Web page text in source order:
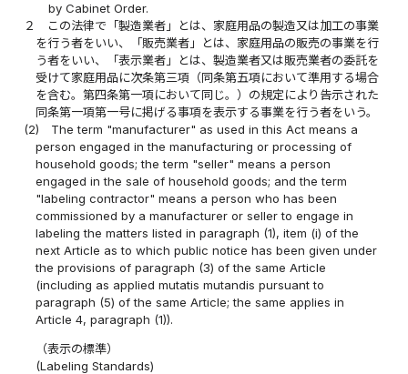
by Cabinet Order.
２
この法律で「製造業者」とは、家庭用品の製造又は加工の事業
を行う者をいい、「販売業者」とは、家庭用品の販売の事業を行
う者をいい、「表示業者」とは、製造業者又は販売業者の委託を
受けて家庭用品に次条第三項（同条第五項において準用する場合
を含む。第四条第一項において同じ。）の規定により告示された
同条第一項第一号に掲げる事項を表示する事業を行う者をいう。
(2)
The term "manufacturer" as used in this Act means a
person engaged in the manufacturing or processing of
household goods; the term "seller" means a person
engaged in the sale of household goods; and the term
"labeling contractor" means a person who has been
commissioned by a manufacturer or seller to engage in
labeling the matters listed in paragraph (1), item (i) of the
next Article as to which public notice has been given under
the provisions of paragraph (3) of the same Article
(including as applied mutatis mutandis pursuant to
paragraph (5) of the same Article; the same applies in
Article 4, paragraph (1)).
（表示の標準）
(Labeling Standards)